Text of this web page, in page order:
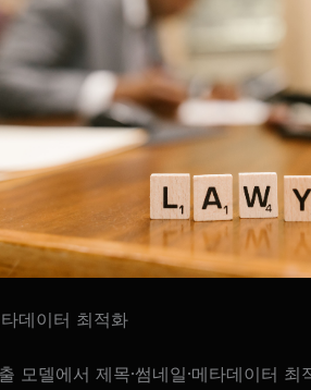
타데이터 최적화
모델에서 제목·썸네일·메타데이터